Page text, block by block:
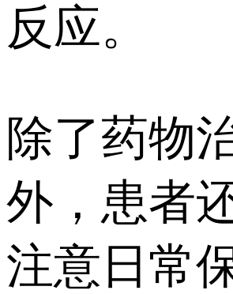
反应。
除了药物
外，患者
注意日常